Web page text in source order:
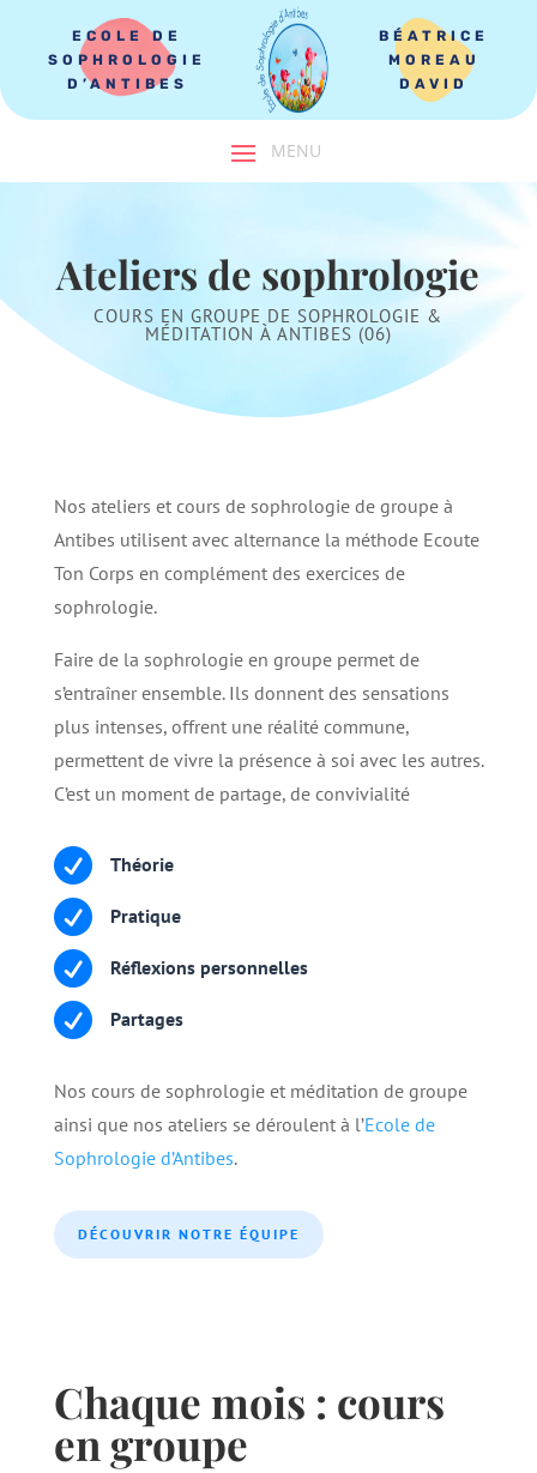
ECOLE DE
SOPHROLOGIE
D’ANTIBES
BÉATRICE
MOREAU
DAVID
Ateliers de sophrologie
COURS EN GROUPE DE SOPHROLOGIE &
MÉDITATION À ANTIBES (06)
Nos ateliers et cours de sophrologie de groupe à
Antibes utilisent avec alternance la méthode Ecoute
Ton Corps en complément des exercices de
sophrologie.
Faire de la sophrologie en groupe permet de
s’entraîner ensemble. Ils donnent des sensations
plus intenses, offrent une réalité commune,
permettent de vivre la présence à soi avec les autres.
C’est un moment de partage, de convivialité
 Théorie
 Pratique
 Réflexions personnelles
 Partages
Nos cours de sophrologie et méditation de groupe
ainsi que nos ateliers se déroulent à l’Ecole de
Sophrologie d’Antibes.
DÉCOUVRIR NOTRE ÉQUIPE
Chaque mois : cours
en groupe